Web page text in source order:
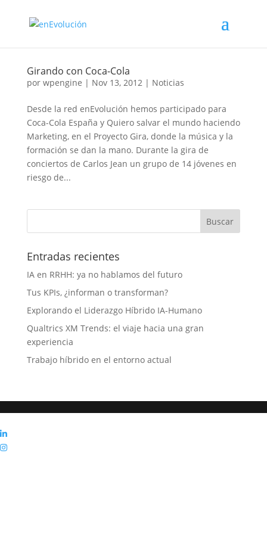
Girando con Coca-Cola
por wpengine | Nov 13, 2012| Noticias
Desde la red enEvolución hemos participado para
Coca-Cola España y Quiero salvar el mundo haciendo
Marketing, en el Proyecto Gira, donde la música y la
formación se dan la mano. Durante la gira de
conciertos de Carlos Jean un grupo de 14 jóvenes en
riesgo de...
Entradas recientes
IA en RRHH: ya no hablamos del futuro
Tus KPIs, ¿informan o transforman?
Explorando el Liderazgo Híbrido IA-Humano
Qualtrics XM Trends: el viaje hacia una gran
experiencia
Trabajo híbrido en el entorno actual